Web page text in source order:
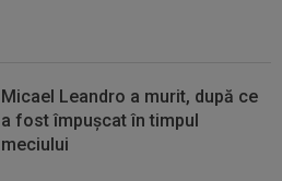
Micael Leandro a murit, după ce
a fost împușcat în timpul
meciului